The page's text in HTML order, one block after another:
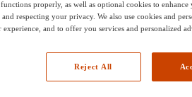
properly, as well as optional cookies to
respecting your privacy. We also use cookies and
and to offer you services and personalized
Reject All